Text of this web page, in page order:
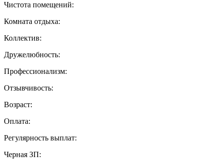
Чистота помещений:
Комната отдыха:
Коллектив:
Дружелюбность:
Профессионализм:
Отзывчивость:
Возраст:
Оплата:
Регулярность выплат:
Черная ЗП: